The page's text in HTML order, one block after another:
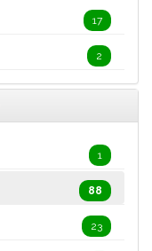
17
2
1
88
23